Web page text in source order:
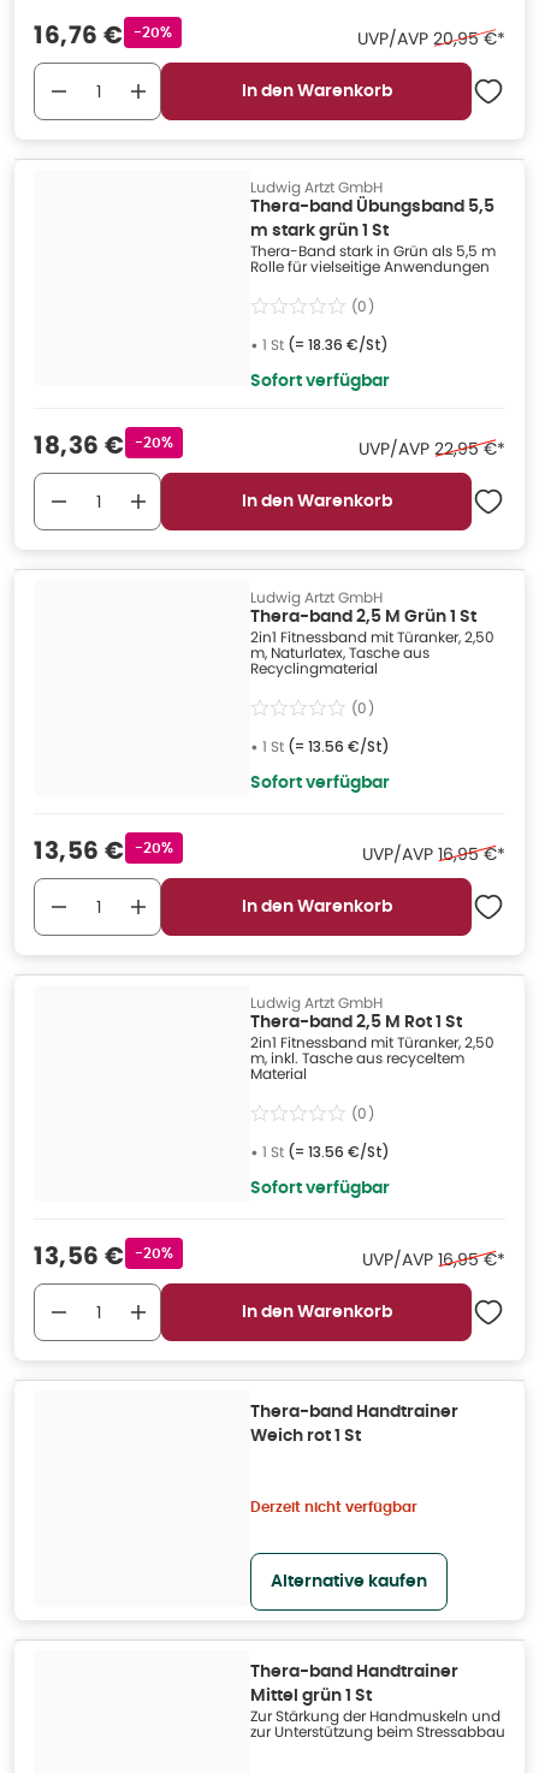
Verkaufspreis
16,76 € Rabattstempel
-20% UVP/AVP Ehemaliger
20,95 €*
In den Warenkorb
Ludwig Artzt GmbH
Thera-band Übungsband 5,5
m stark grün 1 St
Thera-Band stark in Grün als 5,5 m
Rolle für vielseitige Anwendungen
(0)
• 1 St (= 18.36 €/St)
Sofort verfügbar
Verkaufspreis
18,36 € Rabattstempel
-20% UVP/AVP Ehemaliger
22,95 €*
In den Warenkorb
Ludwig Artzt GmbH
Thera-band 2,5 M Grün 1 St
2in1 Fitnessband mit Türanker, 2,50
m, Naturlatex, Tasche aus
Recyclingmaterial
(0)
• 1 St (= 13.56 €/St)
Sofort verfügbar
Verkaufspreis
13,56 € Rabattstempel
-20% UVP/AVP Ehemaliger
16,95 €*
In den Warenkorb
Ludwig Artzt GmbH
Thera-band 2,5 M Rot 1 St
2in1 Fitnessband mit Türanker, 2,50
m, inkl. Tasche aus recyceltem
Material
(0)
• 1 St (= 13.56 €/St)
Sofort verfügbar
Verkaufspreis
13,56 € Rabattstempel
-20% UVP/AVP Ehemaliger
16,95 €*
In den Warenkorb
Thera-band Handtrainer
Weich rot 1 St
Derzeit nicht verfügbar
Alternative kaufen
Thera-band Handtrainer
Mittel grün 1 St
Zur Stärkung der Handmuskeln und
zur Unterstützung beim Stressabbau